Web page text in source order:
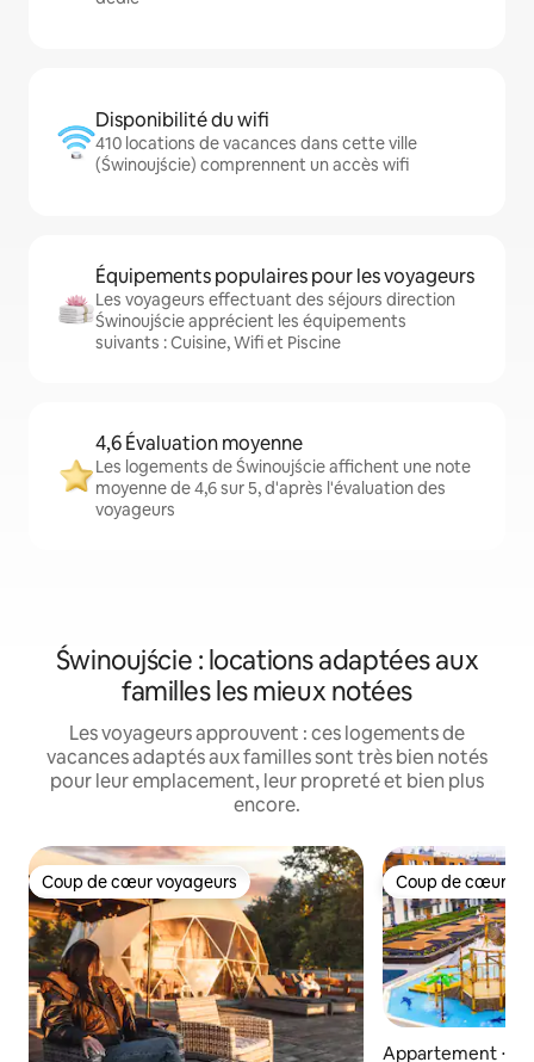
Disponibilité du wifi
410 locations de vacances dans cette ville
(Świnoujście) comprennent un accès wifi
Équipements populaires pour les voyageurs
Les voyageurs effectuant des séjours direction
Świnoujście apprécient les équipements
suivants : Cuisine, Wifi et Piscine
4,6 Évaluation moyenne
Les logements de Świnoujście affichent une note
moyenne de 4,6 sur 5, d'après l'évaluation des
voyageurs
Świnoujście : locations adaptées aux
familles les mieux notées
Les voyageurs approuvent : ces logements de
vacances adaptés aux familles sont très bien notés
pour leur emplacement, leur propreté et bien plus
encore.
Coup de cœur voyageurs
Coup de cœur voyageurs Coup de cœur
Coup de cœur
Appartement ⋅